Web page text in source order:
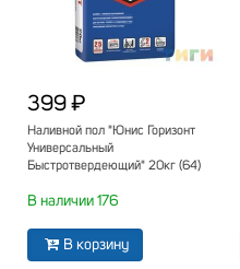
399 ₽
Наливной пол "Юнис Горизонт
Универсальный
Быстротвердеющий" 20кг (64)
В наличии 176
В корзину